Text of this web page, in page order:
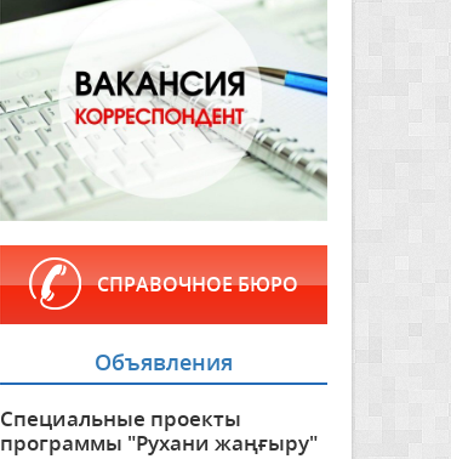
СПРАВОЧНОЕ БЮРО
Объявления
Специальные проекты
программы "Рухани жаңғыру"